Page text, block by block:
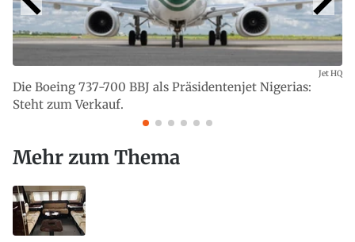
Die Boeing 737-700 BBJ als Präsidentenjet Nigerias:
Steht zum Verkauf.
Jet HQ
Mehr zum Thema